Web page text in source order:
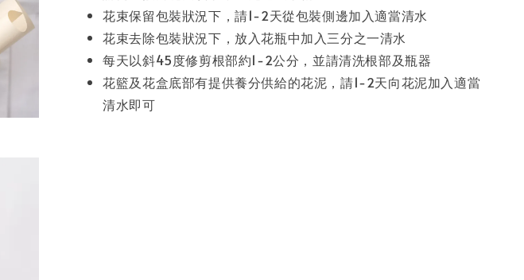
花束保留包裝狀況下，請1-2天從包裝側邊加入適當清水
花束去除包裝狀況下，放入花瓶中加入三分之一清水
每天以斜45度修剪根部約1-2公分，並請清洗根部及瓶器
花籃及花盒底部有提供養分供給的花泥，請1-2天向花泥加入適當
清水即可